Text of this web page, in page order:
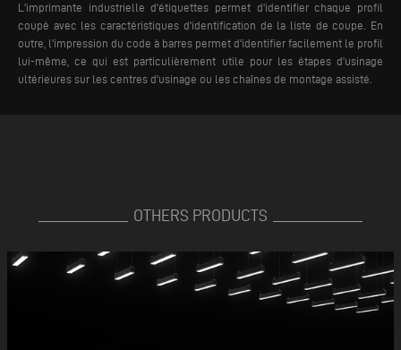
L'imprimante industrielle d'étiquettes permet d'identifier chaque profil
coupé avec les caractéristiques d'identification de la liste de coupe. En
outre, l'impression du code à barres permet d'identifier facilement le profil
lui-même, ce qui est particulièrement utile pour les étapes d’usinage
ultérieures sur les centres d'usinage ou les chaînes de montage assisté.
OTHERS PRODUCTS